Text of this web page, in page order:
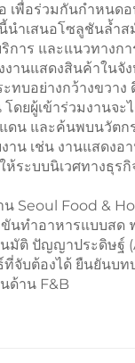
เพื่อร่วมกันกำหนด
ำเสนอโซลูชันล้ำ
การ และแนวทางก
งานแสดงสินค้าใน
ะทบอย่างกว้างขวา
โดยผู้เข้าร่วมงาน
ดน และค้นพบนวัต
น เช่น งานแสดงอ
ห้ระบบนิเวศทางธุ
น Seoul Food &
นทำอาหารแบบสด
นมัติ ปัญญาประดิษฐ์
จับต้องได้ ยืนยันบท
ด้าน F&B